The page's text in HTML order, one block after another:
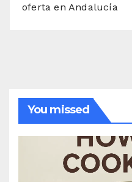
oferta en Andalucía
You missed